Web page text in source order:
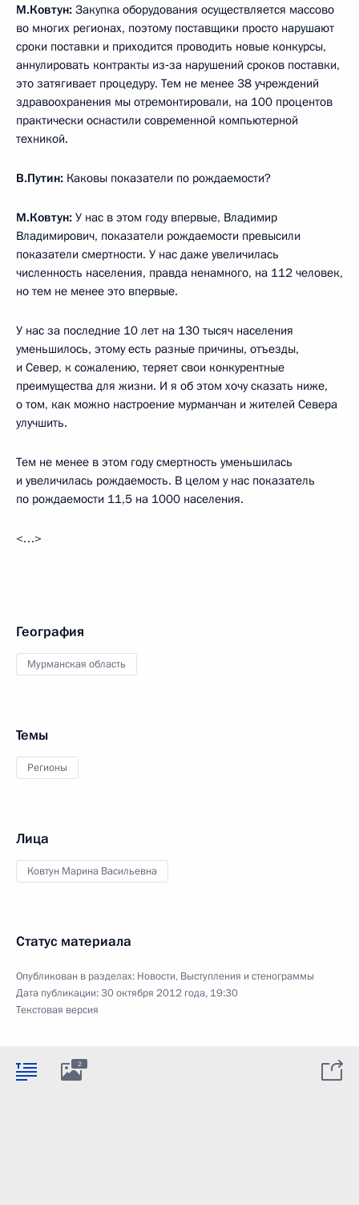
М.Ковтун: Закупка оборудования осуществляется массово
во многих регионах, поэтому поставщики просто нарушают
сроки поставки и приходится проводить новые конкурсы,
аннулировать контракты из‑за нарушений сроков поставки,
это затягивает процедуру. Тем не менее 38 учреждений
здравоохранения мы отремонтировали, на 100 процентов
практически оснастили современной компьютерной
техникой.
В.Путин: Каковы показатели по рождаемости?
М.Ковтун: У нас в этом году впервые, Владимир
Владимирович, показатели рождаемости превысили
показатели смертности. У нас даже увеличилась
численность населения, правда ненамного, на 112 человек,
но тем не менее это впервые.
У нас за последние 10 лет на 130 тысяч населения
уменьшилось, этому есть разные причины, отъезды,
и Север, к сожалению, теряет свои конкурентные
преимущества для жизни. И я об этом хочу сказать ниже,
о том, как можно настроение мурманчан и жителей Севера
улучшить.
Тем не менее в этом году смертность уменьшилась
и увеличилась рождаемость. В целом у нас показатель
по рождаемости 11,5 на 1000 населения.
<…>
География
Мурманская область
Темы
Регионы
Лица
Ковтун Марина Васильевна
Статус материала
Опубликован в разделах: Новости, Выступления и стенограммы
Дата публикации:30 октября 2012 года, 19:30
Текстовая версия
2